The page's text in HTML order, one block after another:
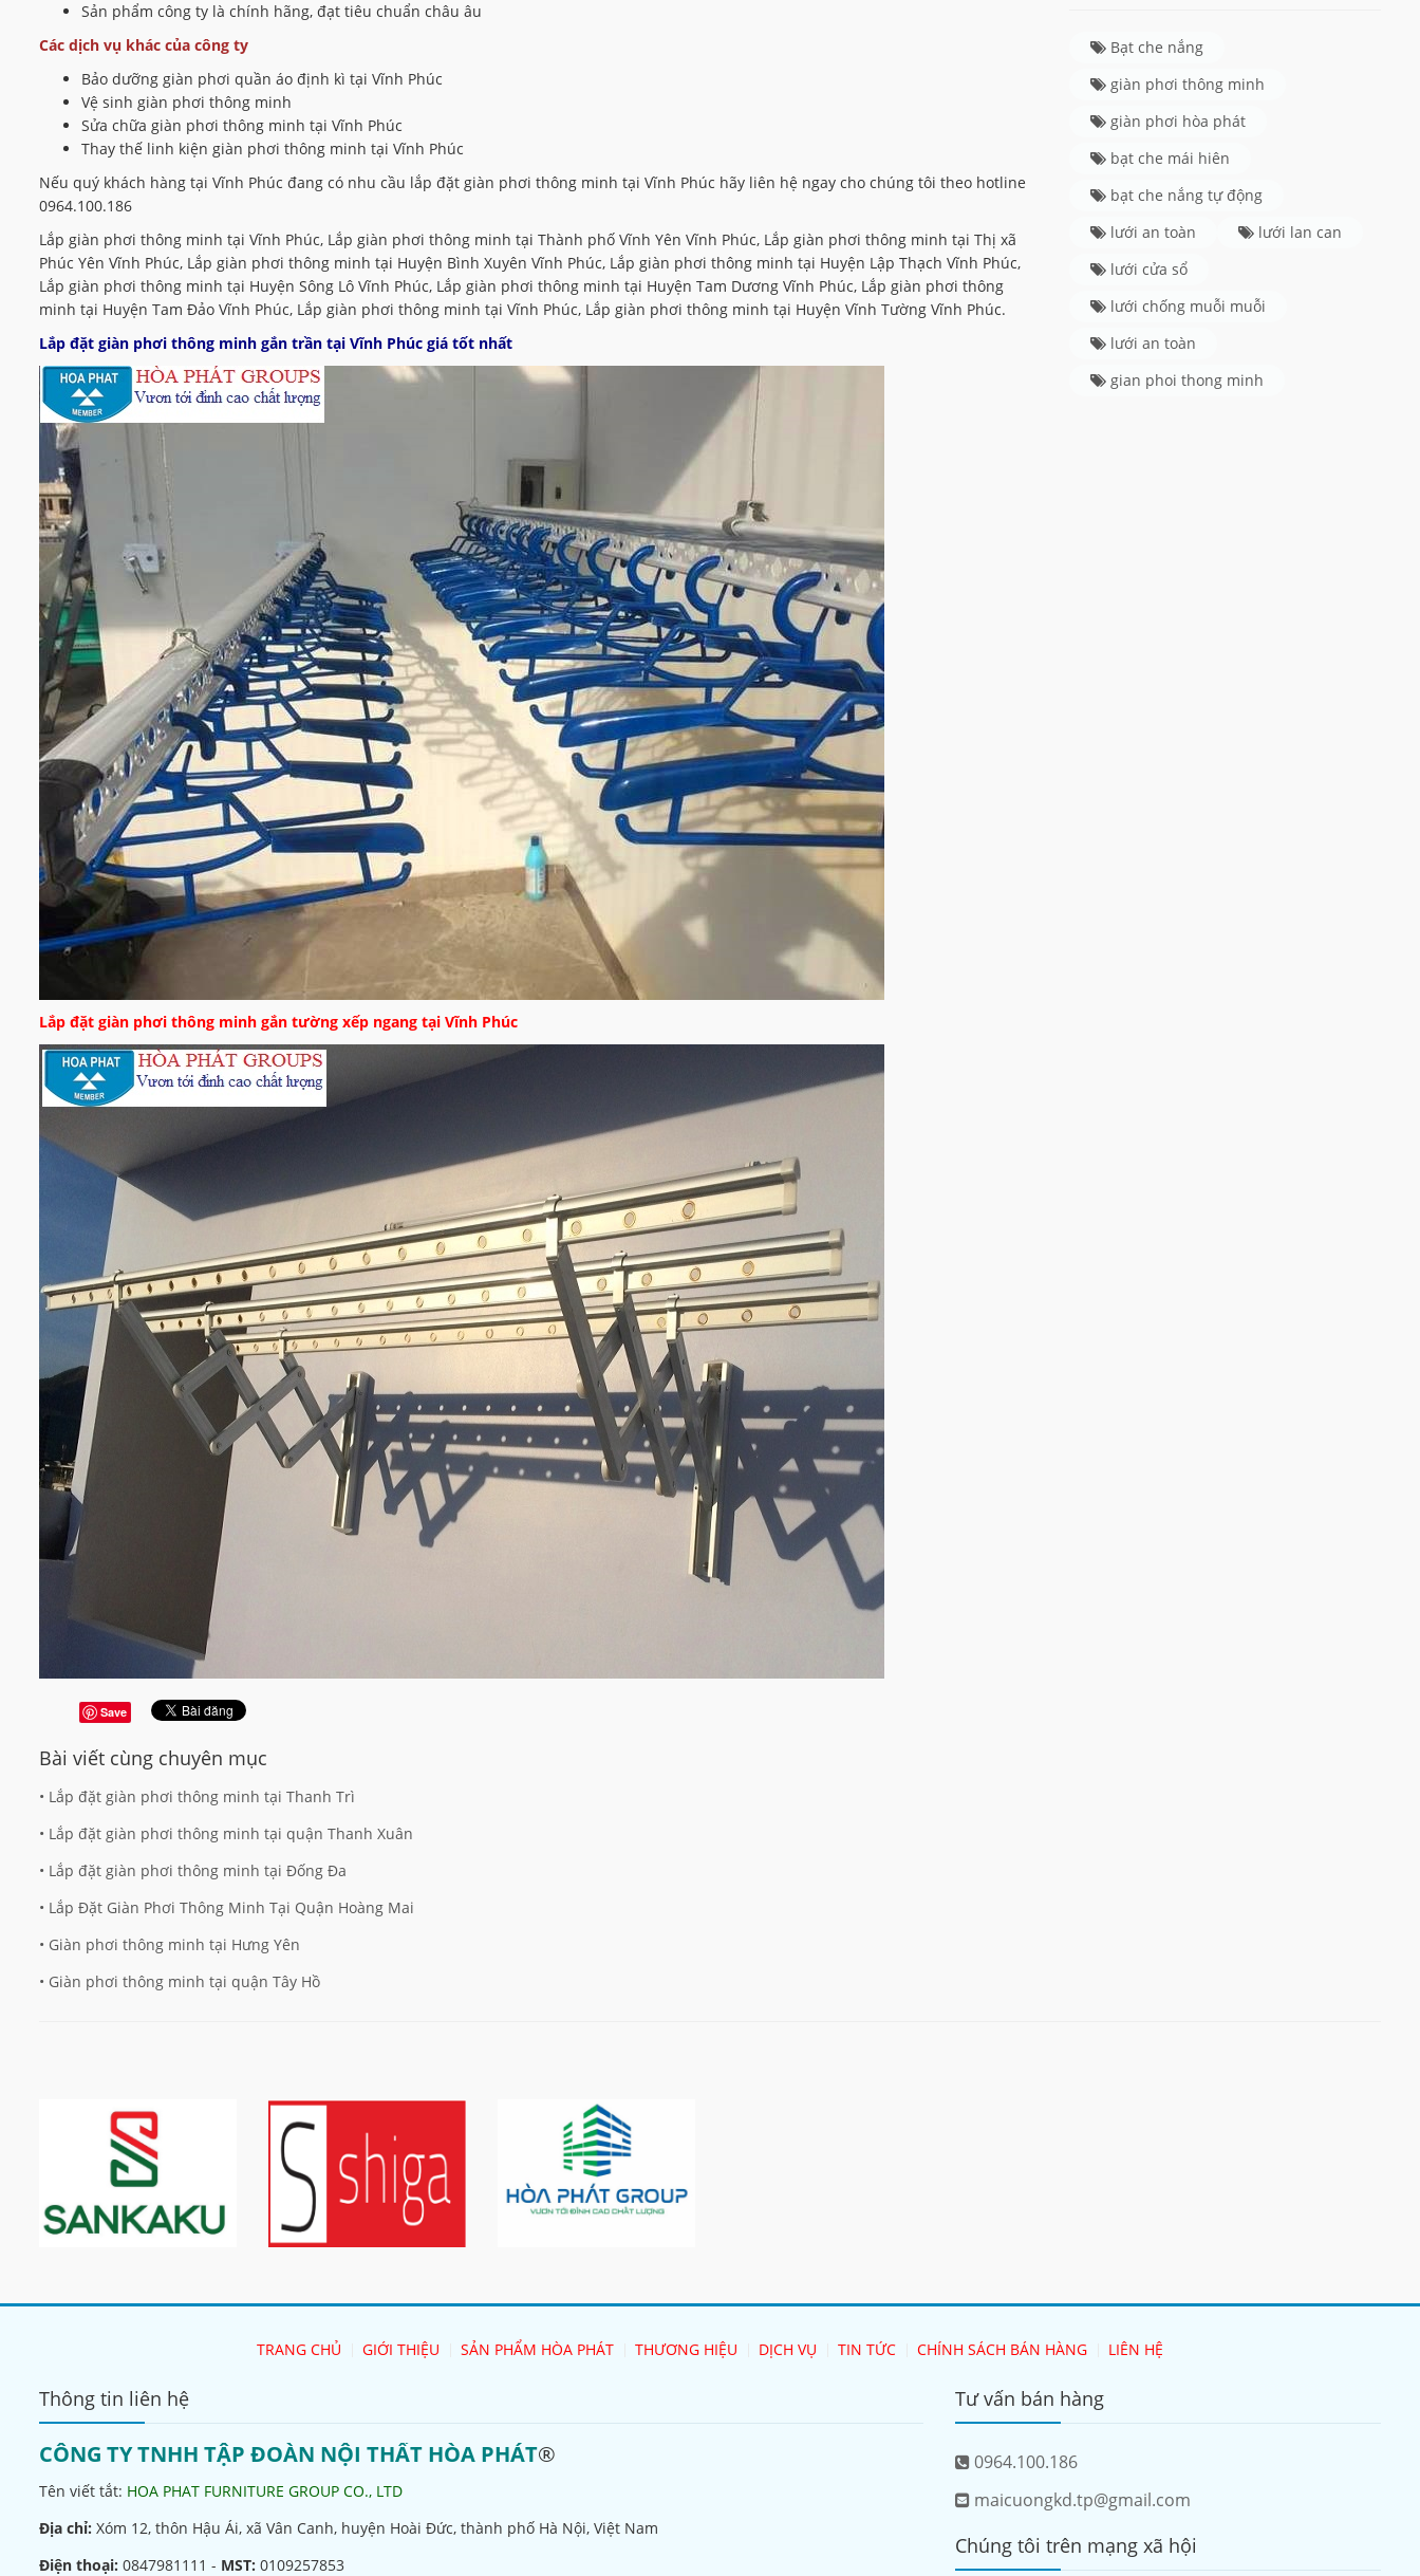
Sản phẩm công ty là chính hãng, đạt tiêu chuẩn châu âu
Các dịch vụ khác của công ty
Bảo dưỡng giàn phơi quần áo định kì tại Vĩnh Phúc
Vệ sinh giàn phơi thông minh
Sửa chữa giàn phơi thông minh tại Vĩnh Phúc
Thay thế linh kiện giàn phơi thông minh tại Vĩnh Phúc
Nếu quý khách hàng tại Vĩnh Phúc đang có nhu cầu lắp đặt giàn phơi thông minh tại Vĩnh Phúc hãy liên hệ ngay cho chúng tôi theo hotline
0964.100.186
Lắp giàn phơi thông minh tại Vĩnh Phúc, Lắp giàn phơi thông minh tại Thành phố Vĩnh Yên Vĩnh Phúc, Lắp giàn phơi thông minh tại Thị xã
Phúc Yên Vĩnh Phúc, Lắp giàn phơi thông minh tại Huyện Bình Xuyên Vĩnh Phúc, Lắp giàn phơi thông minh tại Huyện Lập Thạch Vĩnh Phúc,
Lắp giàn phơi thông minh tại Huyện Sông Lô Vĩnh Phúc, Lắp giàn phơi thông minh tại Huyện Tam Dương Vĩnh Phúc, Lắp giàn phơi thông
minh tại Huyện Tam Đảo Vĩnh Phúc, Lắp giàn phơi thông minh tại Vĩnh Phúc, Lắp giàn phơi thông minh tại Huyện Vĩnh Tường Vĩnh Phúc.
Lắp đặt giàn phơi thông minh gắn trần tại Vĩnh Phúc giá tốt nhất
Lắp đặt giàn phơi thông minh gắn tường xếp ngang tại Vĩnh Phúc
Save
Bài viết cùng chuyên mục
• Lắp đặt giàn phơi thông minh tại Thanh Trì
• Lắp đặt giàn phơi thông minh tại quận Thanh Xuân
• Lắp đặt giàn phơi thông minh tại Đống Đa
• Lắp Đặt Giàn Phơi Thông Minh Tại Quận Hoàng Mai
• Giàn phơi thông minh tại Hưng Yên
• Giàn phơi thông minh tại quận Tây Hồ
Bạt che nắng
giàn phơi thông minh
giàn phơi hòa phát
bạt che mái hiên
bạt che nắng tự động
lưới an toàn
lưới lan can
lưới cửa sổ
lưới chống muỗi muỗi
lưới an toàn
gian phoi thong minh
TRANG CHỦ GIỚI THIỆU SẢN PHẨM HÒA PHÁT THƯƠNG HIỆU DỊCH VỤ TIN TỨC CHÍNH SÁCH BÁN HÀNG LIÊN HỆ
Thông tin liên hệ
CÔNG TY TNHH TẬP ĐOÀN NỘI THẤT HÒA PHÁT®
Tên viết tắt: HOA PHAT FURNITURE GROUP CO., LTD
Địa chỉ: Xóm 12, thôn Hậu Ái, xã Vân Canh, huyện Hoài Đức, thành phố Hà Nội, Việt Nam
Điện thoại: 0847981111 - MST: 0109257853
Tư vấn bán hàng
0964.100.186
maicuongkd.tp@gmail.com
Chúng tôi trên mạng xã hội